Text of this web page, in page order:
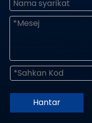
Hantar